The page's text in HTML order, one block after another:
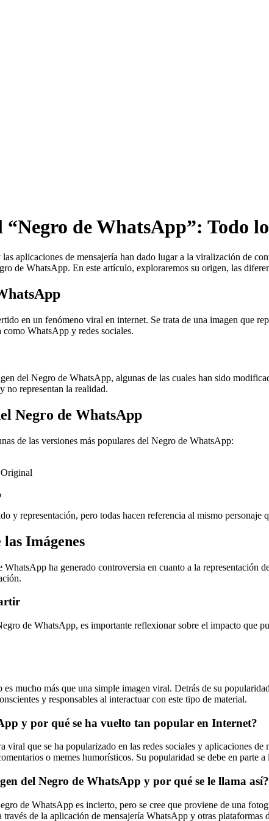
de WhatsApp”: Todo
aplicaciones de mensajería han dado lugar a la viralización de
de WhatsApp. En este artículo, exploraremos su origen, las
en un fenómeno viral en internet. Se trata de una imagen que
como WhatsApp y redes sociales.
del Negro de WhatsApp, algunas de las cuales han sido
no representan la realidad.
Negro de WhatsApp
de las versiones más populares del Negro de WhatsApp:
y representación, pero todas hacen referencia al mismo personaje
Imágenes
ha generado controversia en cuanto a la representación
de WhatsApp, es importante reflexionar sobre el impacto que
mucho más que una simple imagen viral. Detrás de su
y responsables al interactuar con este tipo de material.
y por qué se ha vuelto tan popular en Internet?
que se ha popularizado en las redes sociales y aplicaciones
o memes humorísticos. Su popularidad se debe en parte
del Negro de WhatsApp y por qué se le llama así?
de WhatsApp es incierto, pero se cree que proviene de una
de la aplicación de mensajería WhatsApp y otras plataformas